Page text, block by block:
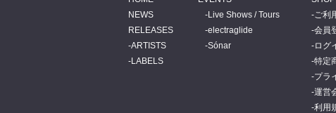
NEWS
RELEASES
ARTISTS
LABELS
Live Shows / Tours
electraglide
Sónar
ご利
会員
ログ
特定
プラ
運営
利用